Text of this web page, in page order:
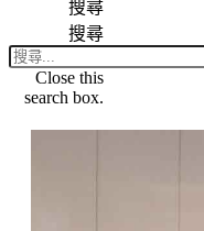
搜尋
搜尋
Close this
search box.